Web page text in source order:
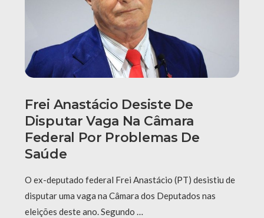
Frei Anastácio Desiste De
Disputar Vaga Na Câmara
Federal Por Problemas De
Saúde
O ex-deputado federal Frei Anastácio (PT) desistiu de
disputar uma vaga na Câmara dos Deputados nas
eleições deste ano. Segundo …